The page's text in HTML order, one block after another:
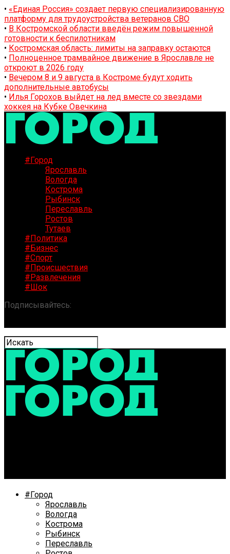
• «Единая Россия» создает первую специализированную
платформу для трудоустройства ветеранов СВО
• В Костромской области введён режим повышенной
готовности к беспилотникам
• Костромская область: лимиты на заправку остаются
• Полноценное трамвайное движение в Ярославле не
откроют в 2026 году
• Вечером 8 и 9 августа в Костроме будут ходить
дополнительные автобусы
• Илья Горохов выйдет на лед вместе со звездами
хоккея на Кубке Овечкина
#Город
Ярославль
Вологда
Кострома
Рыбинск
Переславль
Ростов
Тутаев
#Политика
#Бизнес
#Спорт
#Происшествия
#Развлечения
#Шок
Подписывайтесь:
#Город
Ярославль
Вологда
Кострома
Рыбинск
Переславль